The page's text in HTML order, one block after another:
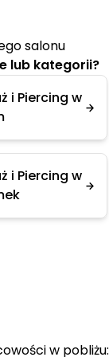
salonu
lub kategorii?
i Piercing w
i Piercing w
w pobliżu: